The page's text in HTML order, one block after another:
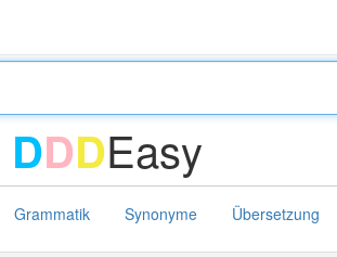
DDDEasy
Grammatik Synonyme Übersetzung